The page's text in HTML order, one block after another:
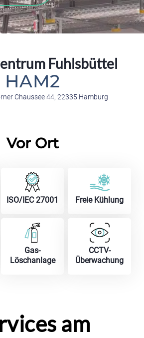
Fuhlsbüttel
HAM2
Chaussee 44, 22335 Hamburg
Vor Ort
ISO/IEC 27001 Freie Kühlung
Gas-
Löschanlage
CCTV-
Überwachung
am